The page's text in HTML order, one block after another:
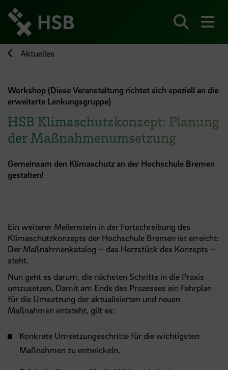
zum
Seiteninhalt
springen
Aktuelles
Workshop (Diese Veranstaltung richtet sich speziell an die
erweiterte Lenkungsgruppe)
HSB Klimaschutzkonzept: Planung
der Maßnahmenumsetzung
Gemeinsam den Klimaschutz an der Hochschule Bremen
gestalten!
Ein weiterer Meilenstein in der Fortschreibung des
Klimaschutzkonzepts der Hochschule Bremen ist erreicht:
Der Maßnahmenkatalog – das Herzstück des Konzepts –
steht.
Nun geht es darum, die nächsten Schritte in die Praxis
umzusetzen. Damit am Ende des Prozesses ein Fahrplan
für die Umsetzung der aktualisierten und neuen
Maßnahmen entsteht, gilt es:
Konkrete Umsetzungsschritte für die wichtigsten
Maßnahmen zu entwickeln,